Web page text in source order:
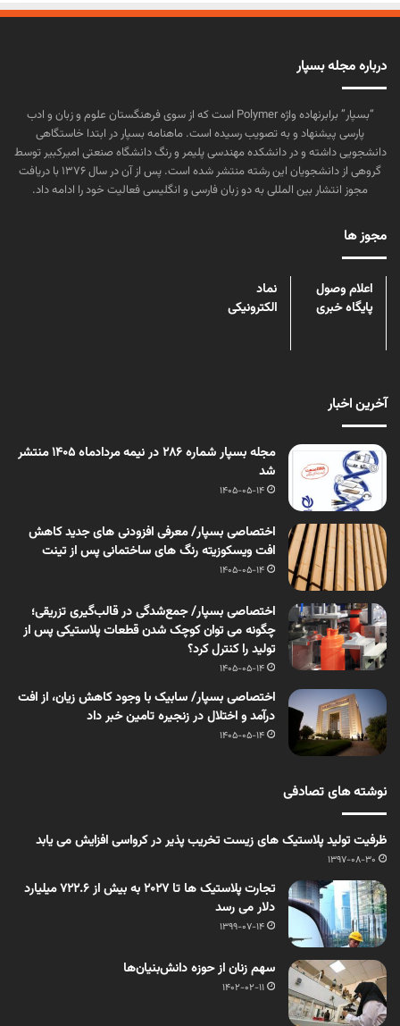
درباره مجله بسپار
“بسپار” برابرنهاده واژه Polymer است که از سوی فرهنگستان علوم و زبان و ادب
پارسی پیشنهاد و به تصویب رسیده است. ماهنامه بسپار در ابتدا خاستگاهی
دانشجویی داشته و در دانشکده مهندسی پلیمر و رنگ دانشگاه صنعتی امیرکبیر توسط
گروهی از دانشجویان این رشته منتشر شده است. پس از آن در سال ۱۳۷۶ با دریافت
مجوز انتشار بین المللی به دو زبان فارسی و انگلیسی فعالیت خود را ادامه داد.
مجوز ها
اعلام وصول
پایگاه خبری
نماد
الکترونیکی
آخرین اخبار
مجله بسپار شماره 286 در نیمه مردادماه 1405 منتشر
شد
1405-05-14
اختصاصی بسپار/ معرفی افزودنی های جدید کاهش
افت ویسکوزیته رنگ های ساختمانی پس از تینت
1405-05-14
اختصاصی بسپار/ جمع‌شدگی در قالب‌گیری تزریقی؛
چگونه می توان کوچک شدن قطعات پلاستیکی پس از
تولید را کنترل کرد؟
1405-05-14
اختصاصی بسپار/ سابیک با وجود کاهش زیان، از افت
درآمد و اختلال در زنجیره تامین خبر داد
1405-05-14
نوشته های تصادفی
ظرفیت تولید پلاستیک های زیست تخریب پذیر در کرواسی افزایش می یابد
1397-08-30
تجارت پلاستیک ها تا 2027 به بیش از 722.6 میلیارد
دلار می رسد
1399-07-14
سهم زنان از حوزه دانش‌بنیان‌ها
1402-02-11